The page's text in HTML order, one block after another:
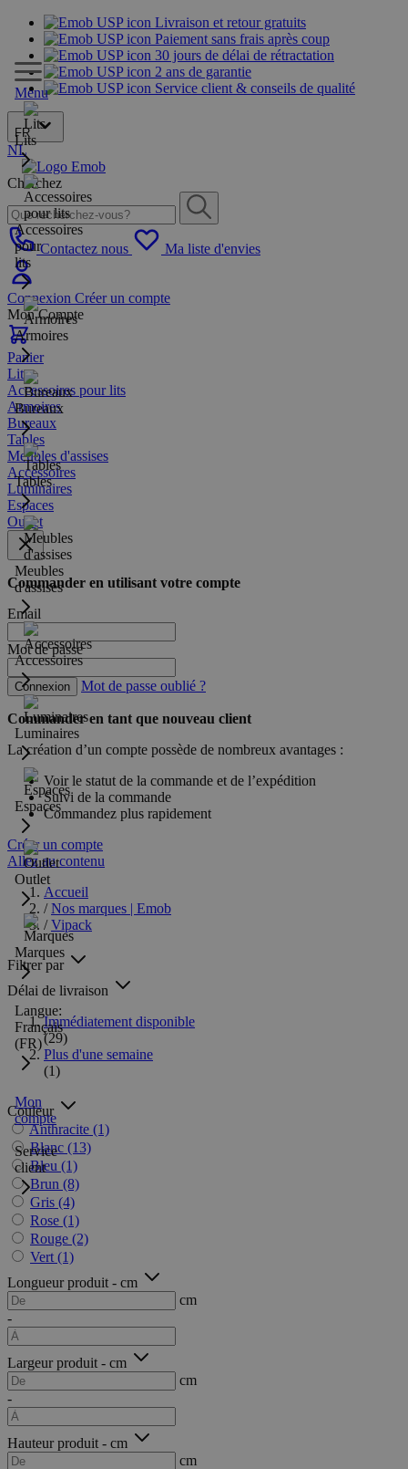
Livraison et retour gratuits
Paiement sans frais après coup
30 jours de délai de rétractation
2 ans de garantie
Service client & conseils de qualité
FR
NL
Cherchez
Contactez nous Ma liste d'envies
Connexion Créer un compte
Mon Compte
Panier
Menu
Lits
Accessoires
pour
lits
Armoires
Bureaux
Tables
Meubles
d'assises
Accessoires
Luminaires
Espaces
Outlet
Marques
Langue:
Français
(FR)
Mon
compte
Service
client
Lits
Accessoires pour lits
Armoires
Bureaux
Tables
Meubles d'assises
Accessoires
Luminaires
Espaces
Outlet
Commander en utilisant votre compte
Email
Mot de passe
Connexion Mot de passe oublié ?
Commander en tant que nouveau client
La création d’un compte possède de nombreux avantages :
Voir le statut de la commande et de l’expédition
Suivi de la commande
Commandez plus rapidement
Créer un compte
Allez au contenu
Accueil
/ Nos marques | Emob
/ Vipack
Filtrer par
Délai de livraison
Immédiatement disponible
(29)
Plus d'une semaine
(1)
Couleur
Anthracite (1)
Blanc (13)
Bleu (1)
Brun (8)
Gris (4)
Rose (1)
Rouge (2)
Vert (1)
Longueur produit - cm
cm
-
Largeur produit - cm
cm
-
Hauteur produit - cm
cm